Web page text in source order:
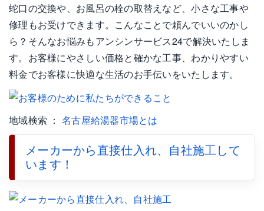
蛇口の交換や、お風呂の栓の取替えなど、小さな工事や
修理もお受けできます。こんなことで頼んでいいのかし
ら？そんなお悩みもアンシンサービス24で解決いたしま
す。お客様にやさしい価格と確かな工事、わかりやすい
料金でお客様に快適な生活のお手伝いをいたします。
地域検索 ： 名古屋給湯器市場とは
メーカーから直接仕入れ、自社施工して
います！